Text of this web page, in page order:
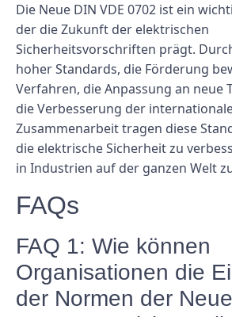
Die Neue DIN VDE 0702 ist ein
der die Zukunft der elektrischen
Sicherheitsvorschriften prägt.
hoher Standards, die Förderung
Verfahren, die Anpassung an neue
die Verbesserung der
Zusammenarbeit tragen diese
die elektrische Sicherheit zu
in Industrien auf der ganzen Welt
FAQs
FAQ 1: Wie können
Organisationen die
der Normen der